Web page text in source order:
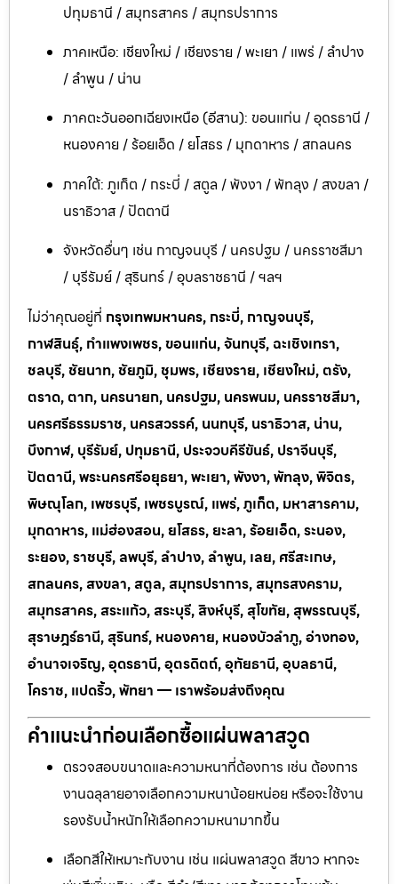
ปทุมธานี / สมุทรสาคร / สมุทรปราการ
ภาคเหนือ: เชียงใหม่ / เชียงราย / พะเยา / แพร่ / ลำปาง
/ ลำพูน / น่าน
ภาคตะวันออกเฉียงเหนือ (อีสาน): ขอนแก่น / อุดรธานี /
หนองคาย / ร้อยเอ็ด / ยโสธร / มุกดาหาร / สกลนคร
ภาคใต้: ภูเก็ต / กระบี่ / สตูล / พังงา / พัทลุง / สงขลา /
นราธิวาส / ปัตตานี
จังหวัดอื่นๆ เช่น กาญจนบุรี / นครปฐม / นครราชสีมา
/ บุรีรัมย์ / สุรินทร์ / อุบลราชธานี / ฯลฯ
ไม่ว่าคุณอยู่ที่ กรุงเทพมหานคร, กระบี่, กาญจนบุรี,
กาฬสินธุ์, กำแพงเพชร, ขอนแก่น, จันทบุรี, ฉะเชิงเทรา,
ชลบุรี, ชัยนาท, ชัยภูมิ, ชุมพร, เชียงราย, เชียงใหม่, ตรัง,
ตราด, ตาก, นครนายก, นครปฐม, นครพนม, นครราชสีมา,
นครศรีธรรมราช, นครสวรรค์, นนทบุรี, นราธิวาส, น่าน,
บึงกาฬ, บุรีรัมย์, ปทุมธานี, ประจวบคีรีขันธ์, ปราจีนบุรี,
ปัตตานี, พระนครศรีอยุธยา, พะเยา, พังงา, พัทลุง, พิจิตร,
พิษณุโลก, เพชรบุรี, เพชรบูรณ์, แพร่, ภูเก็ต, มหาสารคาม,
มุกดาหาร, แม่ฮ่องสอน, ยโสธร, ยะลา, ร้อยเอ็ด, ระนอง,
ระยอง, ราชบุรี, ลพบุรี, ลำปาง, ลำพูน, เลย, ศรีสะเกษ,
สกลนคร, สงขลา, สตูล, สมุทรปราการ, สมุทรสงคราม,
สมุทรสาคร, สระแก้ว, สระบุรี, สิงห์บุรี, สุโขทัย, สุพรรณบุรี,
สุราษฎร์ธานี, สุรินทร์, หนองคาย, หนองบัวลำภู, อ่างทอง,
อำนาจเจริญ, อุดรธานี, อุตรดิตถ์, อุทัยธานี, อุบลธานี,
โคราช, แปดริ้ว, พัทยา — เราพร้อมส่งถึงคุณ
คำแนะนำก่อนเลือกซื้อแผ่นพลาสวูด
ตรวจสอบขนาดและความหนาที่ต้องการ เช่น ต้องการ
งานฉลุลายอาจเลือกความหนาน้อยหน่อย หรือจะใช้งาน
รองรับน้ำหนักให้เลือกความหนามากขึ้น
เลือกสีให้เหมาะกับงาน เช่น แผ่นพลาสวูด สีขาว หากจะ